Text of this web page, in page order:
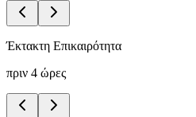
Έκτακτη Επικαιρότητα
πριν 4 ώρες